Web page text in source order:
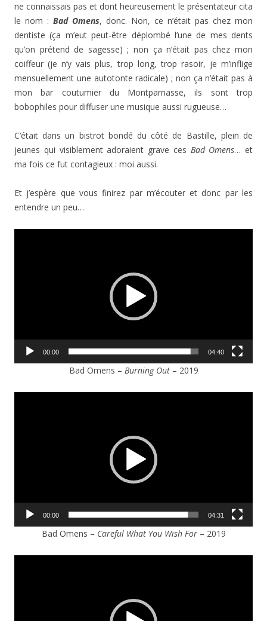
ne connaissais pas et dont heureusement le présentateur cita
le nom : Bad Omens, donc. Non, ce n’était pas chez mon
dentiste (ça m’eut peut-être déplombé l’une de mes dents
qu’on prétend de sagesse) ; non ça n’était pas chez mon
coiffeur (je n’y vais plus, trop long, trop rasoir, je m’inflige
mensuellement une autotonte radicale) ; non ça n’était pas à
mon bar coutumier du Montparnasse, ils sont trop
bobophiles pour diffuser une musique aussi rugueuse…
C’était dans un bistrot bondé du côté de Bastille, plein de
jeunes qui visiblement adoraient grave ces Bad Omens… et
ma fois ce fut contagieux : moi aussi.
Et j’espère que vous finirez par m’écouter et donc par les
entendre un peu…
00:00 04:40
Bad Omens – Burning Out– 2019
00:00 04:31
Bad Omens – Careful What You Wish For– 2019